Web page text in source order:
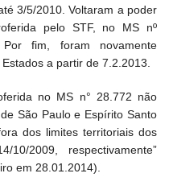
3/5/2010. Voltaram a poder
pelo STF, no MS nº
fim, foram novamente
a partir de 7.2.2013.
no MS n° 28.772 não
São Paulo e Espírito Santo
dos limites territoriais dos
2009, respectivamente”
em 28.01.2014).